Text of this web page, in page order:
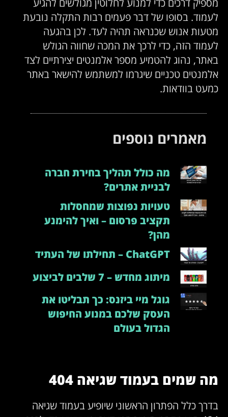
לעמוד. בסופו של דבר פעמים רבות התקלה נובעת
מטעות אנוש שכנראה תהיה לעד. לכן בהגעה
לעמוד הזה, כדי לרכך את המכה שחווה הגולש
באתר, נהוג להטמיע מספר אלמנטים יצירתיים לצד
אלמנטים טכניים שיגרמו למשתמש להישאר באתר
כמעט בוודאות.
מאמרים נוספים
מה כולל תהליך בחירת חברה
לבניית אתרים?
טעויות נפוצות שמחסלות
תקציב פרסום – ואיך להימנע
מהן?
ChatGPT – תחילתו של העתיד
מיתוג מחדש – 7 שלבים לביצוע
גוגל מיי ביזנס: כך תבליטו את
העסק שלכם במנוע החיפוש
הגדול בעולם
מה שמים בעמוד שגיאה 404
בדרך כלל הפתרון הראשוני שיופיע בעמוד שגיאה